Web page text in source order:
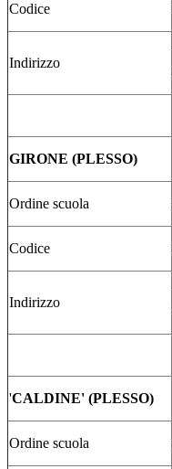
Codice
Indirizzo
GIRONE (PLESSO)
Ordine scuola
Codice
Indirizzo
'CALDINE' (PLESSO)
Ordine scuola